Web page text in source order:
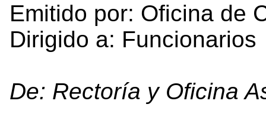
Emitido por: Oficina de
Dirigido a: Funcionarios
De: Rectoría y Oficina